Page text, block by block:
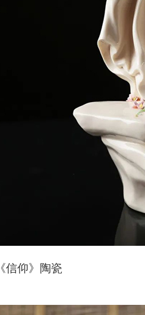
《信仰》陶瓷